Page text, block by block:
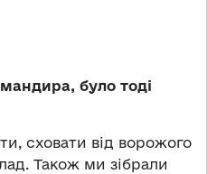
було тоді
сховати від ворожого
Також ми зібрали